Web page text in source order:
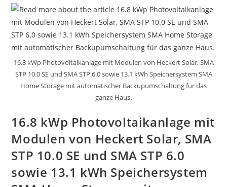
Modulen
Von
Heckert
Solar,
Kostal
Wechselrichter
Speichersystem
Von
BYD
.
16.8 kWp Photovoltaikanlage mit Modulen von Heckert Solar, SMA
STP 10.0 SE und SMA STP 6.0 sowie 13.1 kWh Speichersystem SMA
Home Storage mit automatischer Backupumschaltung für das
ganze Haus.
16.8 kWp Photovoltaikanlage mit
Modulen von Heckert Solar, SMA
STP 10.0 SE und SMA STP 6.0
sowie 13.1 kWh Speichersystem